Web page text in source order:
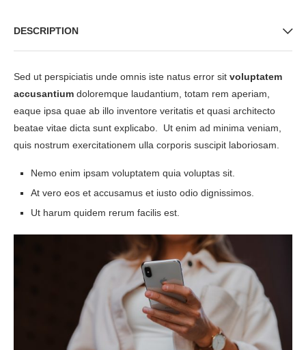
DESCRIPTION
Sed ut perspiciatis unde omnis iste natus error sit voluptatem
accusantium doloremque laudantium, totam rem aperiam,
eaque ipsa quae ab illo inventore veritatis et quasi architecto
beatae vitae dicta sunt explicabo. Ut enim ad minima veniam,
quis nostrum exercitationem ulla corporis suscipit laboriosam.
Nemo enim ipsam voluptatem quia voluptas sit.
At vero eos et accusamus et iusto odio dignissimos.
Ut harum quidem rerum facilis est.